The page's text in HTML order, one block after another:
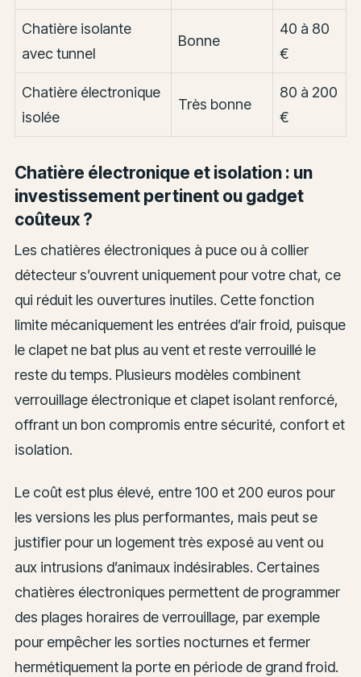
Chatière isolante
avec tunnel
Bonne
40 à 80
€
Chatière électronique
isolée
Très bonne
80 à 200
€
Chatière électronique et isolation : un
investissement pertinent ou gadget
coûteux ?
Les chatières électroniques à puce ou à collier
détecteur s’ouvrent uniquement pour votre chat, ce
qui réduit les ouvertures inutiles. Cette fonction
limite mécaniquement les entrées d’air froid, puisque
le clapet ne bat plus au vent et reste verrouillé le
reste du temps. Plusieurs modèles combinent
verrouillage électronique et clapet isolant renforcé,
offrant un bon compromis entre sécurité, confort et
isolation.
Le coût est plus élevé, entre 100 et 200 euros pour
les versions les plus performantes, mais peut se
justifier pour un logement très exposé au vent ou
aux intrusions d’animaux indésirables. Certaines
chatières électroniques permettent de programmer
des plages horaires de verrouillage, par exemple
pour empêcher les sorties nocturnes et fermer
hermétiquement la porte en période de grand froid.